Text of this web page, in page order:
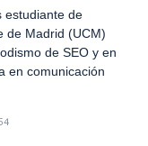
estudiante de
de Madrid (UCM)
de SEO y en
en comunicación